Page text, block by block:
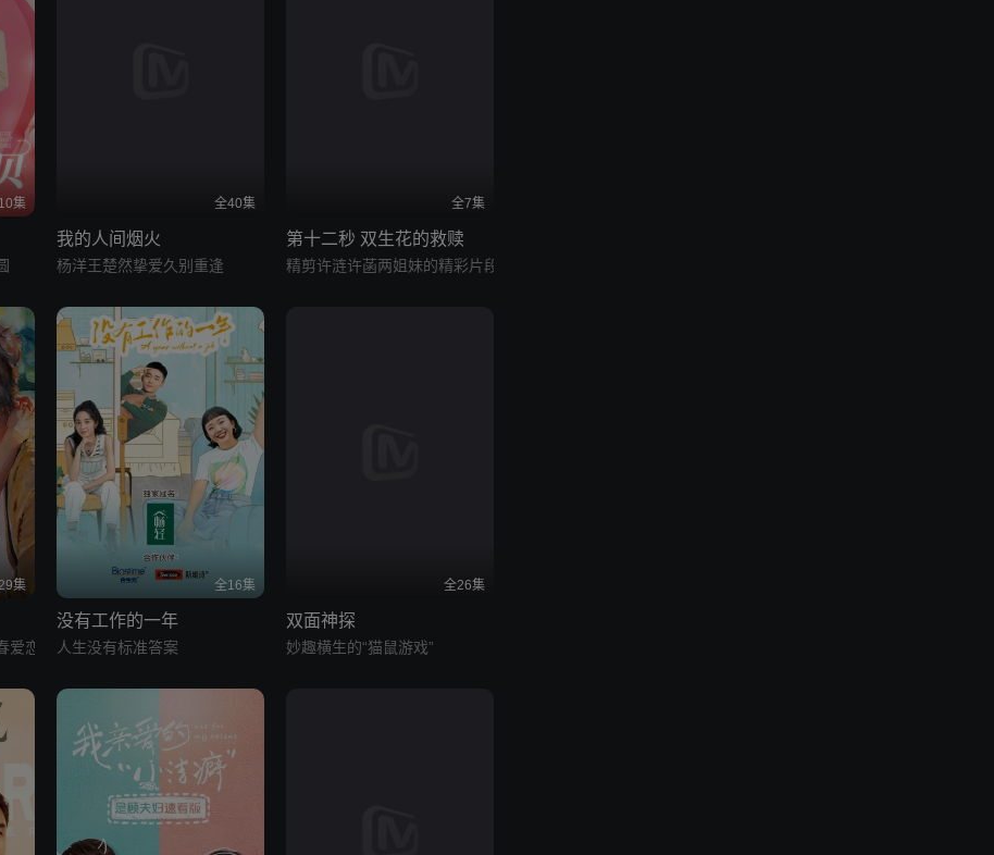
集 全40集
我的人间烟火
杨洋王楚然挚爱久别重逢
全7集
第十二秒 双生花的救赎
精剪许涟许菡两姐妹的精彩片段
集
爱恋
全16集
没有工作的一年
人生没有标准答案
全26集
双面神探
妙趣横生的“猫鼠游戏”